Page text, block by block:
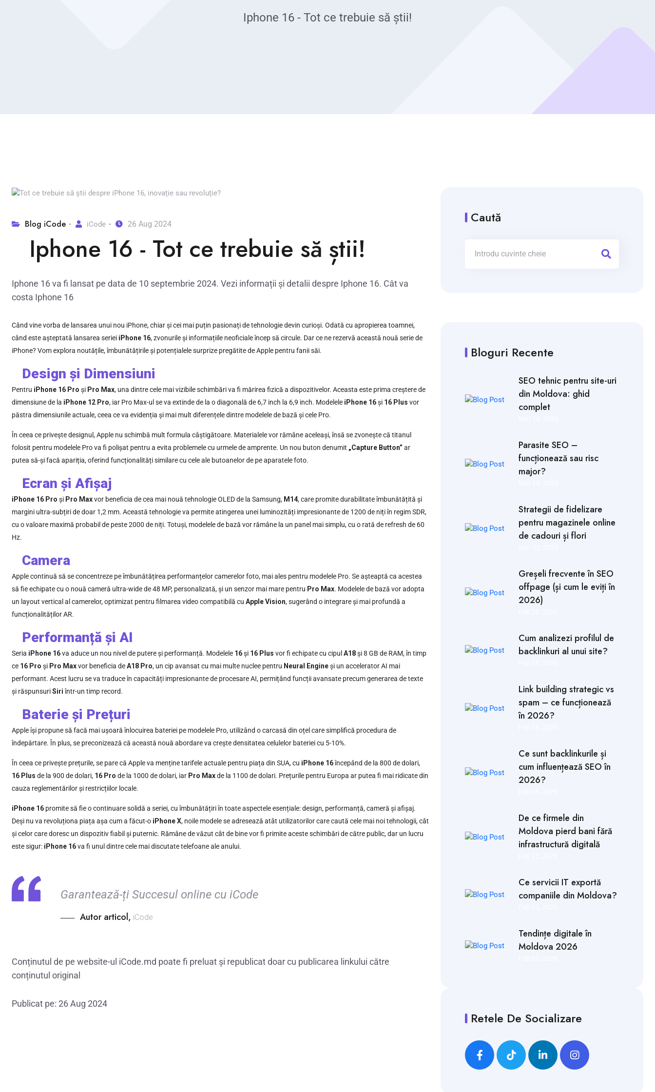
Iphone 16 - Tot ce trebuie să știi!
Blog iCode iCode 26 Aug 2024
Iphone 16 - Tot ce trebuie să știi!
Iphone 16 va fi lansat pe data de 10 septembrie 2024. Vezi informații și detalii despre Iphone 16. Cât va
costa Iphone 16
Când vine vorba de lansarea unui nou iPhone, chiar și cei mai puțin pasionați de tehnologie devin curioși. Odată cu apropierea toamnei,
când este așteptată lansarea seriei iPhone 16, zvonurile și informațiile neoficiale încep să circule. Dar ce ne rezervă această nouă serie de
iPhone? Vom explora noutățile, îmbunătățirile și potențialele surprize pregătite de Apple pentru fanii săi.
Design și Dimensiuni
Pentru iPhone 16 Pro și Pro Max, una dintre cele mai vizibile schimbări va fi mărirea fizică a dispozitivelor. Aceasta este prima creștere de
dimensiune de la iPhone 12 Pro, iar Pro Max-ul se va extinde de la o diagonală de 6,7 inch la 6,9 inch. Modelele iPhone 16și 16 Plus vor
păstra dimensiunile actuale, ceea ce va evidenția și mai mult diferențele dintre modelele de bază și cele Pro.
În ceea ce privește designul, Apple nu schimbă mult formula câștigătoare. Materialele vor rămâne aceleași, însă se zvonește că titanul
folosit pentru modelele Pro va fi polișat pentru a evita problemele cu urmele de amprente. Un nou buton denumit „Capture Button” ar
putea să-și facă apariția, oferind funcționalități similare cu cele ale butoanelor de pe aparatele foto.
Ecran și Afișaj
iPhone 16 Pro și Pro Maxvor beneficia de cea mai nouă tehnologie OLED de la Samsung, M14, care promite durabilitate îmbunătățită și
margini ultra-subțiri de doar 1,2 mm. Această tehnologie va permite atingerea unei luminozități impresionante de 1200 de niți în regim SDR,
cu o valoare maximă probabil de peste 2000 de niți. Totuși, modelele de bază vor rămâne la un panel mai simplu, cu o rată de refresh de 60
Hz.
Camera
Apple continuă să se concentreze pe îmbunătățirea performanțelor camerelor foto, mai ales pentru modelele Pro. Se așteaptă ca acestea
să fie echipate cu o nouă cameră ultra-wide de 48 MP, personalizată, și un senzor mai mare pentru Pro Max. Modelele de bază vor adopta
un layout vertical al camerelor, optimizat pentru filmarea video compatibilă cu Apple Vision, sugerând o integrare și mai profundă a
funcționalităților AR.
Performanță și AI
Seria iPhone 16va aduce un nou nivel de putere și performanță. Modelele 16și 16 Plus vor fi echipate cu cipul A18și 8 GB de RAM, în timp
ce 16 Pro și Pro Maxvor beneficia deA18 Pro, un cip avansat cu mai multe nuclee pentru Neural Engineși un accelerator AI mai
performant. Acest lucru se va traduce în capacități impresionante de procesare AI, permițând funcții avansate precum generarea de texte
și răspunsuriSiri într-un timp record.
Baterie și Prețuri
Apple își propune să facă mai ușoară înlocuirea bateriei pe modelele Pro, utilizând o carcasă din oțel care simplifică procedura de
îndepărtare. În plus, se preconizează că această nouă abordare va crește densitatea celulelor bateriei cu 5-10%.
În ceea ce privește prețurile, se pare că Apple va menține tarifele actuale pentru piața din SUA, cu iPhone 16începând de la 800 de dolari,
16 Plus de la 900 de dolari, 16 Pro de la 1000 de dolari, iar Pro Maxde la 1100 de dolari. Prețurile pentru Europa ar putea fi mai ridicate din
cauza reglementărilor și restricțiilor locale.
iPhone 16 promite să fie o continuare solidă a seriei, cu îmbunătățiri în toate aspectele esențiale: design, performanță, cameră și afișaj.
Deși nu va revoluționa piața așa cum a făcut-o iPhone X, noile modele se adresează atât utilizatorilor care caută cele mai noi tehnologii, cât
și celor care doresc un dispozitiv fiabil și puternic. Rămâne de văzut cât de bine vor fi primite aceste schimbări de către public, dar un lucru
este sigur: iPhone 16va fi unul dintre cele mai discutate telefoane ale anului.
Garantează-ți Succesul online cu iCode
Autor articol, iCode
Conținutul de pe website-ul iCode.md poate fi preluat și republicat doar cu publicarea linkului către
conținutul original
Publicat pe: 26 Aug 2024
Caută
Bloguri Recente
SEO tehnic pentru site-uri
din Moldova: ghid
complet
Parasite SEO –
funcționează sau risc
major?
Strategii de fidelizare
pentru magazinele online
de cadouri și flori
Greșeli frecvente în SEO
offpage (și cum le eviți în
2026)
Cum analizezi profilul de
backlinkuri al unui site?
Link building strategic vs
spam – ce funcționează
în 2026?
Ce sunt backlinkurile și
cum influențează SEO în
2026?
De ce firmele din
Moldova pierd bani fără
infrastructură digitală
Ce servicii IT exportă
companiile din Moldova?
Tendințe digitale în
Moldova 2026
Retele De Socializare